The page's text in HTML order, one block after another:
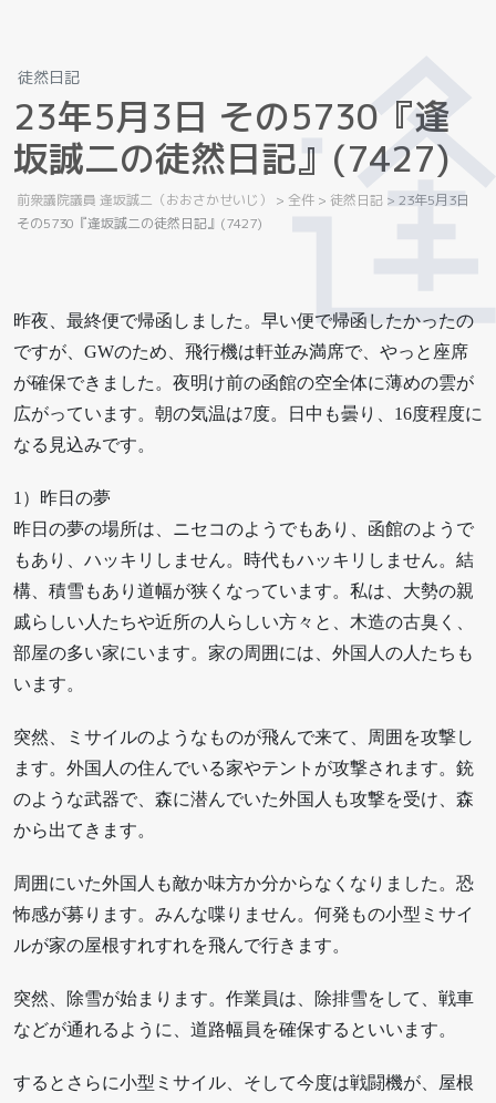
徒然日記
23年5月3日 その5730 『逢
坂誠二の徒然日記』 (7427)
前衆議院議員 逢坂誠二（おおさかせいじ） > 全件 > 徒然日記 >23年5月3日
その5730『逢坂誠二の徒然日記』(7427)
昨夜、最終便で帰函しました。早い便で帰函したかったの
ですが、GWのため、飛行機は軒並み満席で、やっと座席
が確保できました。夜明け前の函館の空全体に薄めの雲が
広がっています。朝の気温は7度。日中も曇り、16度程度に
なる見込みです。
1）昨日の夢
昨日の夢の場所は、ニセコのようでもあり、函館のようで
もあり、ハッキリしません。時代もハッキリしません。結
構、積雪もあり道幅が狭くなっています。私は、大勢の親
戚らしい人たちや近所の人らしい方々と、木造の古臭く、
部屋の多い家にいます。家の周囲には、外国人の人たちも
います。
突然、ミサイルのようなものが飛んで来て、周囲を攻撃し
ます。外国人の住んでいる家やテントが攻撃されます。銃
のような武器で、森に潜んでいた外国人も攻撃を受け、森
から出てきます。
周囲にいた外国人も敵か味方か分からなくなりました。恐
怖感が募ります。みんな喋りません。何発もの小型ミサイ
ルが家の屋根すれすれを飛んで行きます。
突然、除雪が始まります。作業員は、除排雪をして、戦車
などが通れるように、道路幅員を確保するといいます。
するとさらに小型ミサイル、そして今度は戦闘機が、屋根